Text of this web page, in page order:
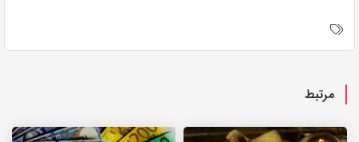
مرتبط